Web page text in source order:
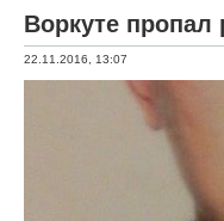
Воркуте пропал
22.11.2016, 13:07